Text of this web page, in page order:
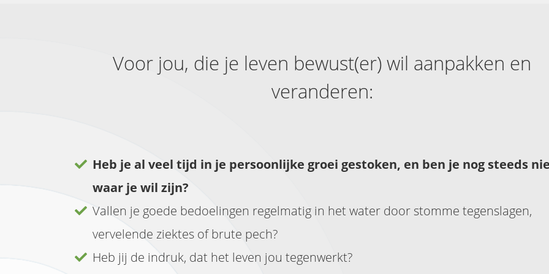
Voor jou, die je leven bewust(er) wil aanpakken en
veranderen:
Heb je al veel tijd in je persoonlijke groei gestoken, en ben je nog steeds
waar je wil zijn?
Vallen je goede bedoelingen regelmatig in het water door stomme tegenslagen,
vervelende ziektes of brute pech?
Heb jij de indruk, dat het leven jou tegenwerkt?